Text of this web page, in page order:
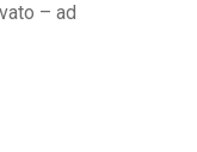
– ad